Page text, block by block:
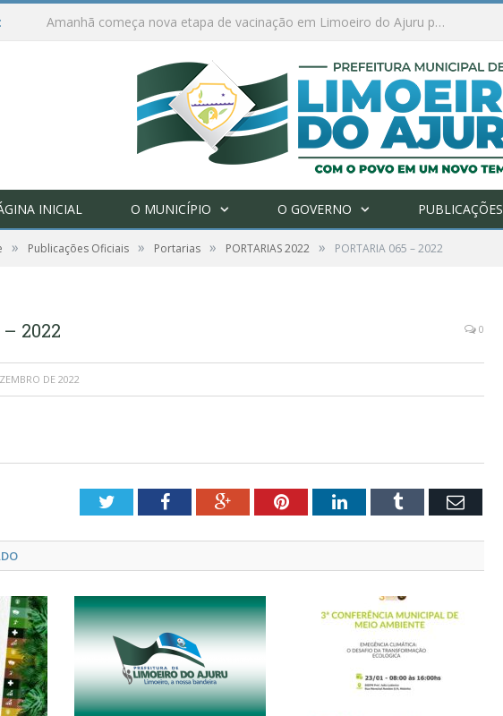
Ações de combate à Covid-19 na região ribeirinha de Limoeiro do Ajuru continuam
INICIAL O MUNICÍPIO O GOVERNO PUBLICAÇÕES
» Publicações Oficiais » Portarias » PORTARIAS 2022 » PORTARIA 065 – 2022
2022 0
DE 2022
TwitterFacebookGoogle+PinterestLinkedInTumblr Email